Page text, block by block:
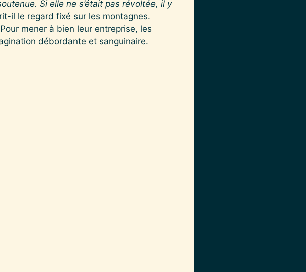
Si elle ne s’était pas révoltée, il y
il le regard fixé sur les montagnes.
mener à bien leur entreprise, les
débordante et sanguinaire.